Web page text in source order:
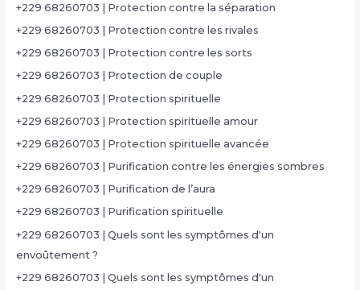
+229 68260703 | Protection contre la séparation
+229 68260703 | Protection contre les rivales
+229 68260703 | Protection contre les sorts
+229 68260703 | Protection de couple
+229 68260703 | Protection spirituelle
+229 68260703 | Protection spirituelle amour
+229 68260703 | Protection spirituelle avancée
+229 68260703 | Purification contre les énergies sombres
+229 68260703 | Purification de l’aura
+229 68260703 | Purification spirituelle
+229 68260703 | Quels sont les symptômes d'un
envoûtement ?
+229 68260703 | Quels sont les symptômes d'un